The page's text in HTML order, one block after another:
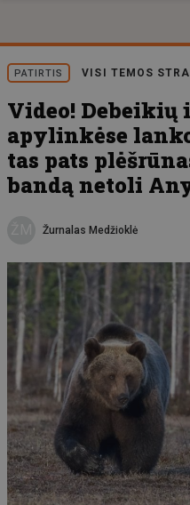
PATIRTIS VISI TEMOS
Video! Debeikių
apylinkėse
tas pats
bandą netoli
Žurnalas Medžioklė